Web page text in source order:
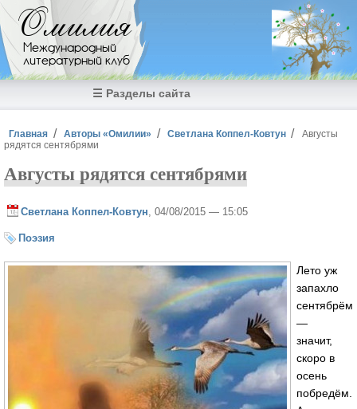
Перейти к основному содержанию
Омилия
Международный
литературный клуб
☰ Разделы сайта
Вы здесь
Главная Авторы «Омилии» Светлана Коппел-Ковтун
Августы
рядятся сентябрями
Августы рядятся сентябрями
Светлана Коппел-Ковтун , 04/08/2015 — 15:05
Поэзия
Лето уж
запахло
сентябрём
—
значит,
скоро в
осень
побредём.